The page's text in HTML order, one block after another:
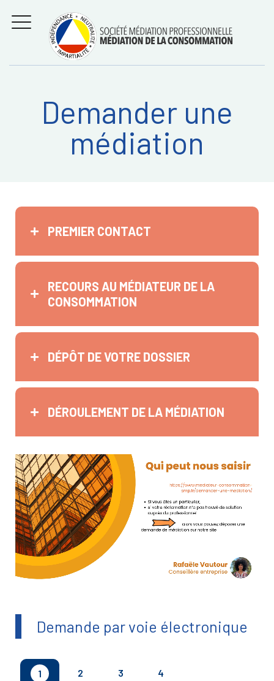
Régler les litiges
entre
consommateurs et
professionnels avec
la médiation de la
consommation
MENU
Recherche
Demander une
médiation
PREMIER CONTACT
RECOURS AU MÉDIATEUR DE LA
CONSOMMATION
DÉPÔT DE VOTRE DOSSIER
DÉROULEMENT DE LA MÉDIATION
Demande par voie électronique
1 2 3 4